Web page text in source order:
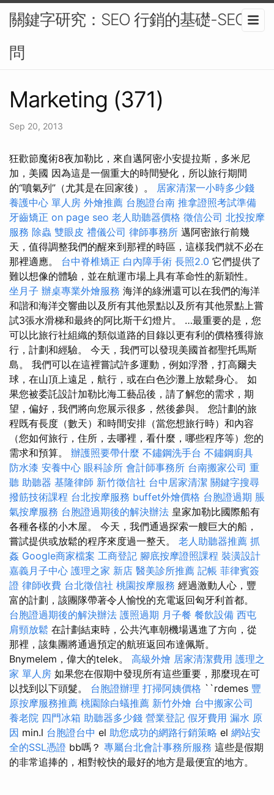
關鍵字研究：SEO 行銷的基礎-SEO顧
問
Marketing (371)
Sep 20, 2013
狂歡節魔術8夜加勒比，來自邁阿密小安提拉斯，多米尼
加，美國 因為這是一個重大的時間變化，所以旅行期間
的“噴氣列”（尤其是在回家後）。 居家清潔一小時多少錢
養護中心 單人房 外燴推薦 台胞證台南 推拿證照考試準備
牙齒矯正 on page seo 老人助聽器價格 徵信公司 北投按摩
服務 除蟲 雙眼皮 禮儀公司 律師事務所 邁阿密旅行前幾
天，值得調整我們的醒來到那裡的時區，這樣我們就不必在
那裡適應。 台中脊椎矯正 白內障手術 長照2.0 它們提供了
難以想像的體驗，並在航運市場上具有革命性的新穎性。
坐月子 辦桌專業外燴服務 海洋的綠洲還可以在我們的海洋
和諧和海洋交響曲以及所有其他景點以及所有其他景點上嘗
試3張水滑梯和最終的阿比斯干幻燈片。 …最重要的是，您
可以比旅行社組織的類似道路的目錄以更有利的價格獲得旅
行，計劃和經驗。 今天，我們可以發現美國首都聖托馬斯
島。 我們可以在這裡嘗試許多運動，例如浮潛，打高爾夫
球，在山頂上遠足，航行，或在白色沙灘上放鬆身心。 如
果您被委託設計加勒比海工藝品後，請了解您的需求，期
望，偏好，我們將向您展示很多，然後參與。 您計劃的旅
程既有長度（數天）和時間安排（當您想旅行時）和內容
（您如何旅行，住所，去哪裡，看什麼，哪些程序等）您的
需求和預算。 辦護照要帶什麼 不鏽鋼洗手台 不鏽鋼廚具
防水漆 安養中心 眼科診所 會計師事務所 台南搬家公司 重
聽 助聽器 基隆律師 新竹徵信社 台中居家清潔 關鍵字搜尋
撥筋技術課程 台北按摩服務 buffet外燴價格 台胞證過期 脹
氣按摩服務 台胞證過期後的解決辦法 皇家加勒比國際船有
各種各樣的小木屋。 今天，我們通過探索一艘巨大的船，
嘗試提供或放鬆的程序來度過一整天。 老人助聽器推薦 抓
姦 Google商家檔案 工商登記 腳底按摩證照課程 裝潢設計
嘉義月子中心 護理之家 新店 醫美診所推薦 記帳 菲律賓簽
證 律師收費 台北徵信社 桃園按摩服務 經過激動人心，豐
富的計劃，該團隊帶著令人愉悅的充電返回匈牙利首都。
台胞證過期後的解決辦法 護照過期 月子餐 餐飲設備 西屯
肩頸放鬆 在計劃結束時，公共汽車朝機場邁進了方向，從
那裡，該集團將通過預定的航班返回布達佩斯。
Bnymelem，偉大的telek。 高級外燴 居家清潔費用 護理之
家 單人房 如果您在假期中發現所有這些重要，那麼現在可
以找到以下頭髮。 台胞證辦理 打掃阿姨價格 ``rdemes 豐
原按摩服務推薦 桃園除白蟻推薦 新竹外燴 台中搬家公司
養老院 四門冰箱 助聽器多少錢 營業登記 假牙費用 漏水 原
因 min.l 台胞證台中 el 助您成功的網路行銷策略 el 網站安
全的SSL憑證 bb嗎？ 專屬台北會計事務所服務 這些是假期
的非常追捧的，相對較快的最好的地方是最便宜的地方。